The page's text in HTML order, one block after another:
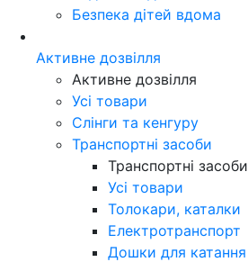
Безпека дітей вдома
Активне дозвілля
Активне дозвілля
Усі товари
Слінги та кенгуру
Транспортні засоби
Транспортні засоби
Усі товари
Толокари, каталки
Електротранспорт
Дошки для катання